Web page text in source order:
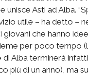
unisce Asti ad Alba.
utile – ha detto –
giovani che hanno
per poco tempo
di Alba terminerà
più di un anno), ma